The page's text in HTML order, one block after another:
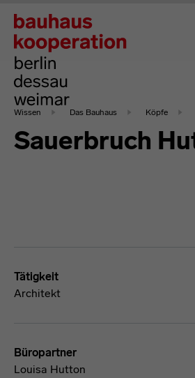
Wissen Das Bauhaus Köpfe
Sauerbruch
Tätigkeit
Architekt
Büropartner
Louisa Hutton